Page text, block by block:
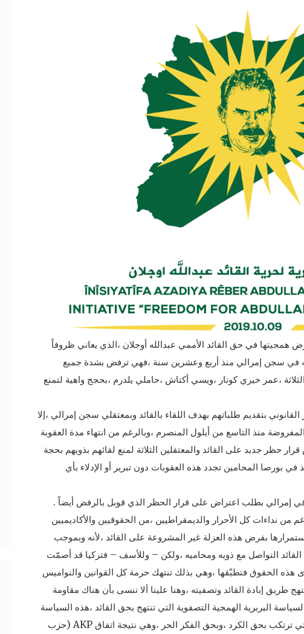
همجيتها في حق القائد الأممي عبدالله أوجلان ،الذي يعاني ظروفاً
في سجن إمرالي منذ أربع وعشرين سنة ،فهي ترفض بشدة جميع
،عمر خيري كونار ،ويسي أكتاش ،حاملي يلدرم ،بحجج واهية لتمنع
بتقديم طلباتهم بهدف اللقاء بالقائد وبمعتقلي سجن إمرالي ،إلا
منذ التاسع من أيلول المنصرم ،وبالرغم من انتهاء مدة العقوبة
حظر جديد على القائد والمعتقلين الثلاثة لمنع لقائهم بذويهم بحجة
في بورصا المحامين تجدد هذه العقوبات دون تبرير أو الإدلاء بأي
في إمرالي بطلب اعتراض على قرار الحظر الذي قوبل بالرفض أيضاً .
من نداءات كل الأحرار والديمقراطيين ،من الحقوقيين والأكاديميين
بفرض هذه العزلة غير المشروعة على القائد ،لأنه وبموجب
القائد التواصل مع ذويه ومحاميه ،ولكن – وللأسف – فتركيا قد أصمّت
هذه الحقوق فتطبّقها ،وهي بذلك تنتهك حرمة كل القوانين والنواميس
طريق إبادة القائد وتصفيته ،وهنا علينا ألا ننسى بأن هناك مقاومة
البربرية الهمجية التصفوية التي تنتهج بحق القائد ،هذه السياسة
التي يمكن نعتها بالسياسة التصفوية المريبة التي ترتكب بحق الكرد ،وبحق الفكر الحر ،وهي نتيجة اتفاق AKP (حزب